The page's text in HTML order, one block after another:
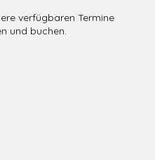
verfügbaren Termine
und buchen.